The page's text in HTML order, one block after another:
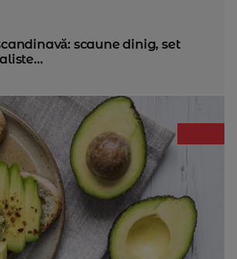
scaune dinig, set